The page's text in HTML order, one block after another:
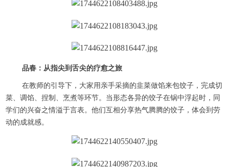
品春：从指尖到舌尖的疗愈之旅
在教师的引导下，大家用亲手采摘的韭菜做馅来包饺子，完成切
菜、调馅、捏制、烹煮等环节。当形态各异的饺子在锅中浮起时，同
学们的兴奋之情溢于言表。他们互相分享热气腾腾的饺子，体会到劳
动的成就感。